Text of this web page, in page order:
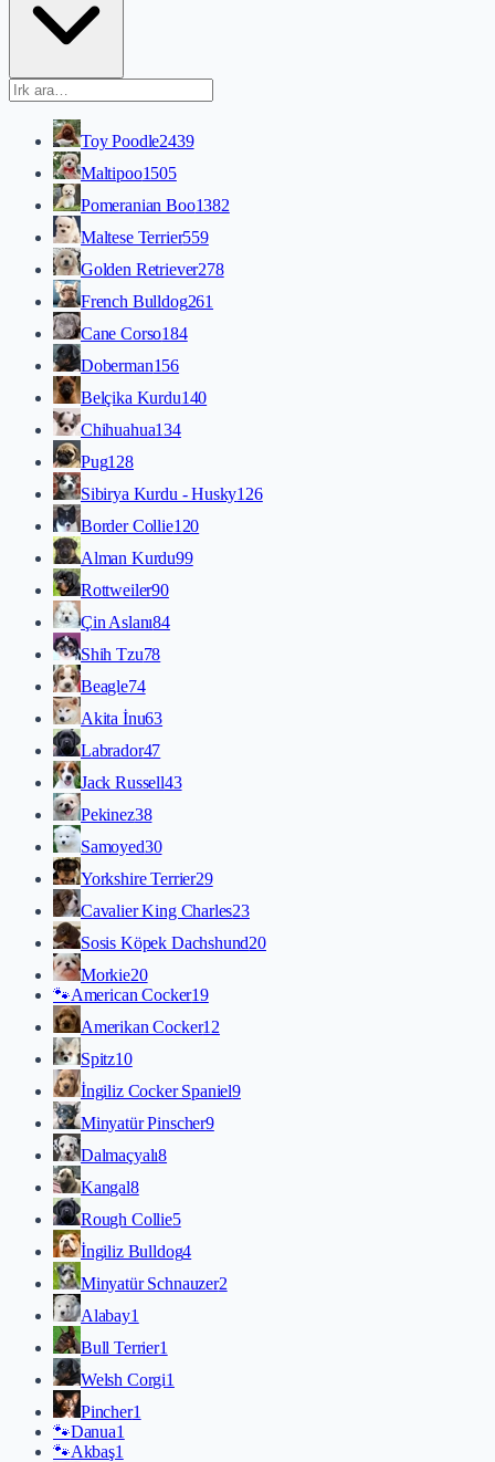
Toy Poodle2439
Maltipoo1505
Pomeranian Boo1382
Maltese Terrier559
Golden Retriever278
French Bulldog261
Cane Corso184
Doberman156
Belçika Kurdu140
Chihuahua134
Pug128
Sibirya Kurdu - Husky126
Border Collie120
Alman Kurdu99
Rottweiler90
Çin Aslanı84
Shih Tzu78
Beagle74
Akita İnu63
Labrador47
Jack Russell43
Pekinez38
Samoyed30
Yorkshire Terrier29
Cavalier King Charles23
Sosis Köpek Dachshund20
Morkie20
🐾American Cocker19
Amerikan Cocker12
Spitz10
İngiliz Cocker Spaniel9
Minyatür Pinscher9
Dalmaçyalı8
Kangal8
Rough Collie5
İngiliz Bulldog4
Minyatür Schnauzer2
Alabay1
Bull Terrier1
Welsh Corgi1
Pincher1
🐾Danua1
🐾Akbaş1